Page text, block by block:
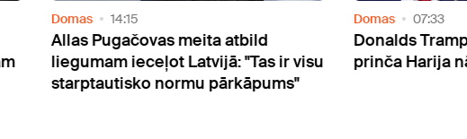
atbild
"Tas ir visu
pārkāpums"
Donalds Tramps skarbi izteicies par
prinča Harija nākotni Amerikā